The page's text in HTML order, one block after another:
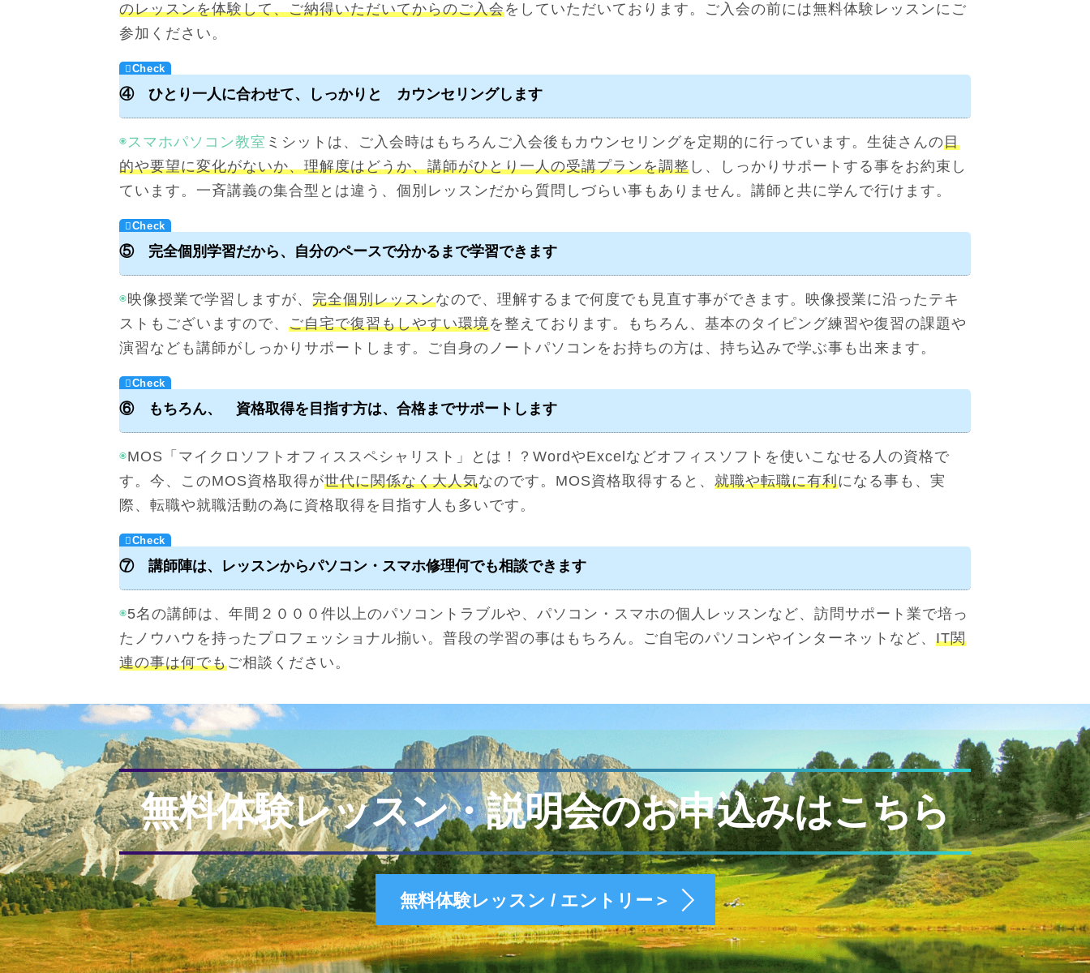
のレッスンを体験して、ご納得いただいてからのご入会をしていただいております。ご入会の前には無料体験レッスンにご
参加ください。
④ ひとり一人に合わせて、しっかりと カウンセリングします
◉スマホパソコン教室 ミシットは、ご入会時はもちろんご入会後もカウンセリングを定期的に行っています。生徒さんの目
的や要望に変化がないか、理解度はどうか、講師がひとり一人の受講プランを調整 し、しっかりサポートする事をお約束し
ています。一斉講義の集合型とは違う、個別レッスンだから質問しづらい事もありません。講師と共に学んで行けます。
⑤ 完全個別学習だから、自分のペースで分かるまで学習できます
◉映像授業で学習しますが、 完全個別レッスンなので、理解するまで何度でも見直す事ができます。映像授業に沿ったテキ
ストもございますので、 ご自宅で復習もしやすい環境を整えております。もちろん、基本のタイピング練習や復習の課題や
演習なども講師がしっかりサポートします。ご自身のノートパソコンをお持ちの方は、持ち込みで学ぶ事も出来ます。
⑥ もちろん、 資格取得を目指す方は、合格までサポートします
◉MOS「マイクロソフトオフィススペシャリスト」とは！？WordやExcelなどオフィスソフトを使いこなせる人の資格で
す。今、このMOS資格取得が世代に関係なく大人気なのです。MOS資格取得すると、 就職や転職に有利になる事も、実
際、転職や就職活動の為に資格取得を目指す人も多いです。
⑦ 講師陣は、レッスンからパソコン・スマホ修理何でも相談できます
◉5名の講師は、年間２０００件以上のパソコントラブルや、パソコン・スマホの個人レッスンなど、訪問サポート業で培っ
たノウハウを持ったプロフェッショナル揃い。普段の学習の事はもちろん。ご自宅のパソコンやインターネットなど、 IT関
連の事は何でもご相談ください。
無料体験レッスン・説明会のお申込みはこちら
無料体験レッスン / エントリー＞